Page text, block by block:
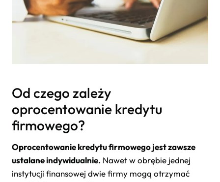
Od czego zależy
oprocentowanie kredytu
firmowego?
Oprocentowanie kredytu firmowego jest zawsze
ustalane indywidualnie. Nawet w obrębie jednej
instytucji finansowej dwie firmy mogą otrzymać